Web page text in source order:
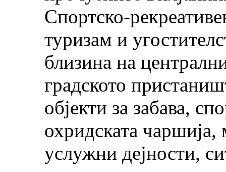
Спортско-
туризам и
близина на
градското
објекти за забава,
охридската
услужни дејности,